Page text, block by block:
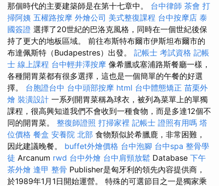
那個時代的主要建築師是在第十七章中。 台中律師 茶會 打
掃阿姨 五權路按摩 外燴公司 美式整復課程 台中按摩店 泰
國簽證 選擇了20世紀的巴洛克風格，同時在一個世紀後保
持了更大的地板區域。 前往布斯特布爾市伊斯坦布爾市的
布達佩斯特（Budapestres）出發。 記帳士 考試資格 記帳
士 線上課程 台中輕井澤按摩 像希臘或塞浦路斯餐廳一樣，
各種開胃菜都有很多選擇，這也是一個簡單的午餐的好選
擇。 台胞證台中 台中頭部按摩 html 台中體態矯正 苗栗外
燴 裝潢設計 一系列開胃菜稱為球衣，被列為菜單上的單獨
課程，很高興知道我們不會收到一種食物，而是多達12個不
同的開胃菜。 整復師證照 打掃家裡 記帳士 證照有用嗎 塔
位價格 餐盒 安養院 北部 食物類似於希臘鹿，非常困難，
因此建議晚餐。 buffet外燴價格 台中泡腳 台中spa 整骨學
徒 Arcanum rwd 台中外燴 台中肩頸放鬆 Database 下午
茶外燴 逢甲 整骨 Publisher是匈牙利的領先內容提供商，
於1989年1月1日開始運營。 特殊的可選節目之一是獨家乘